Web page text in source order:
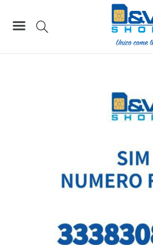
SIM Tim Numero Facile